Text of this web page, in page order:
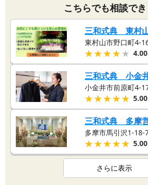
こちらでも相談で
三和式典 東村
東村山市野口町4-
★★★★★
★★★★★ 4.00
三和式典 小金
小金井市前原町4-
★★★★★
★★★★★ 5.00
三和式典 多摩
多摩市馬引沢1-18-
★★★★★
★★★★★ 5.00
さらに表示